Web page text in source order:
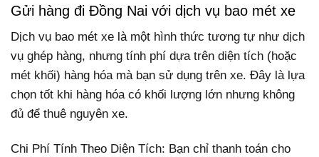
Gửi hàng đi Đồng Nai với dịch vụ bao mét xe
Dịch vụ bao mét xe là một hình thức tương tự như dịch
vụ ghép hàng, nhưng tính phí dựa trên diện tích (hoặc
mét khối) hàng hóa mà bạn sử dụng trên xe. Đây là lựa
chọn tốt khi hàng hóa có khối lượng lớn nhưng không
đủ để thuê nguyên xe.
Chi Phí Tính Theo Diện Tích: Bạn chỉ thanh toán cho